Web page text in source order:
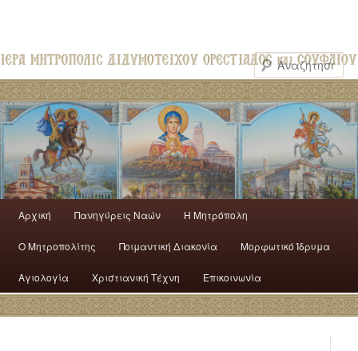
Αρχική Πανηγύρεις Ναών H Mητρόπολη
Ο Mητροπολίτης Ποιμαντική Διακονία Μορφωτικό Ίδρυμα
Αγιολογία Χριστιανική Τέχνη Επικοινωνία